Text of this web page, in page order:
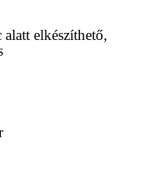
elkészíthető,